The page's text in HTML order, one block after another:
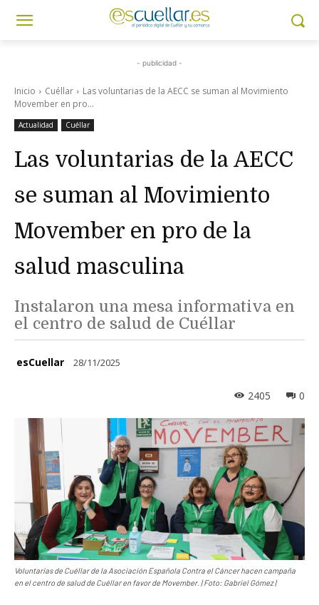
- publicidad -
Inicio Cuéllar
Las voluntarias de la AECC se suman al Movimiento
Movember en pro...
Actualidad Cuéllar
Las voluntarias de la AECC
se suman al Movimiento
Movember en pro de la
salud masculina
Instalaron una mesa informativa en
el centro de salud de Cuéllar
esCuellar 28/11/2025
0
2405
Voluntarias de Cuéllar de la Asociación Española Contra el Cáncer hacen campaña
en el centro de salud de Cuéllar en favor de Movember. | Foto: Gabriel Gómez |